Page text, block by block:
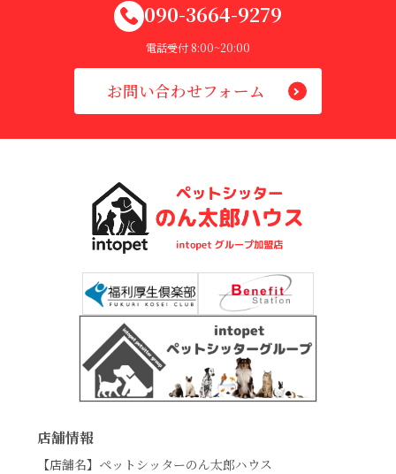
090-3664-9279
電話受付 8:00~20:00
お問い合わせフォーム
店舗情報
【店舗名】ペットシッターのん太郎ハウス